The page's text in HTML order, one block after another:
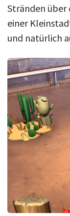
Stränden über
einer
und natürlich